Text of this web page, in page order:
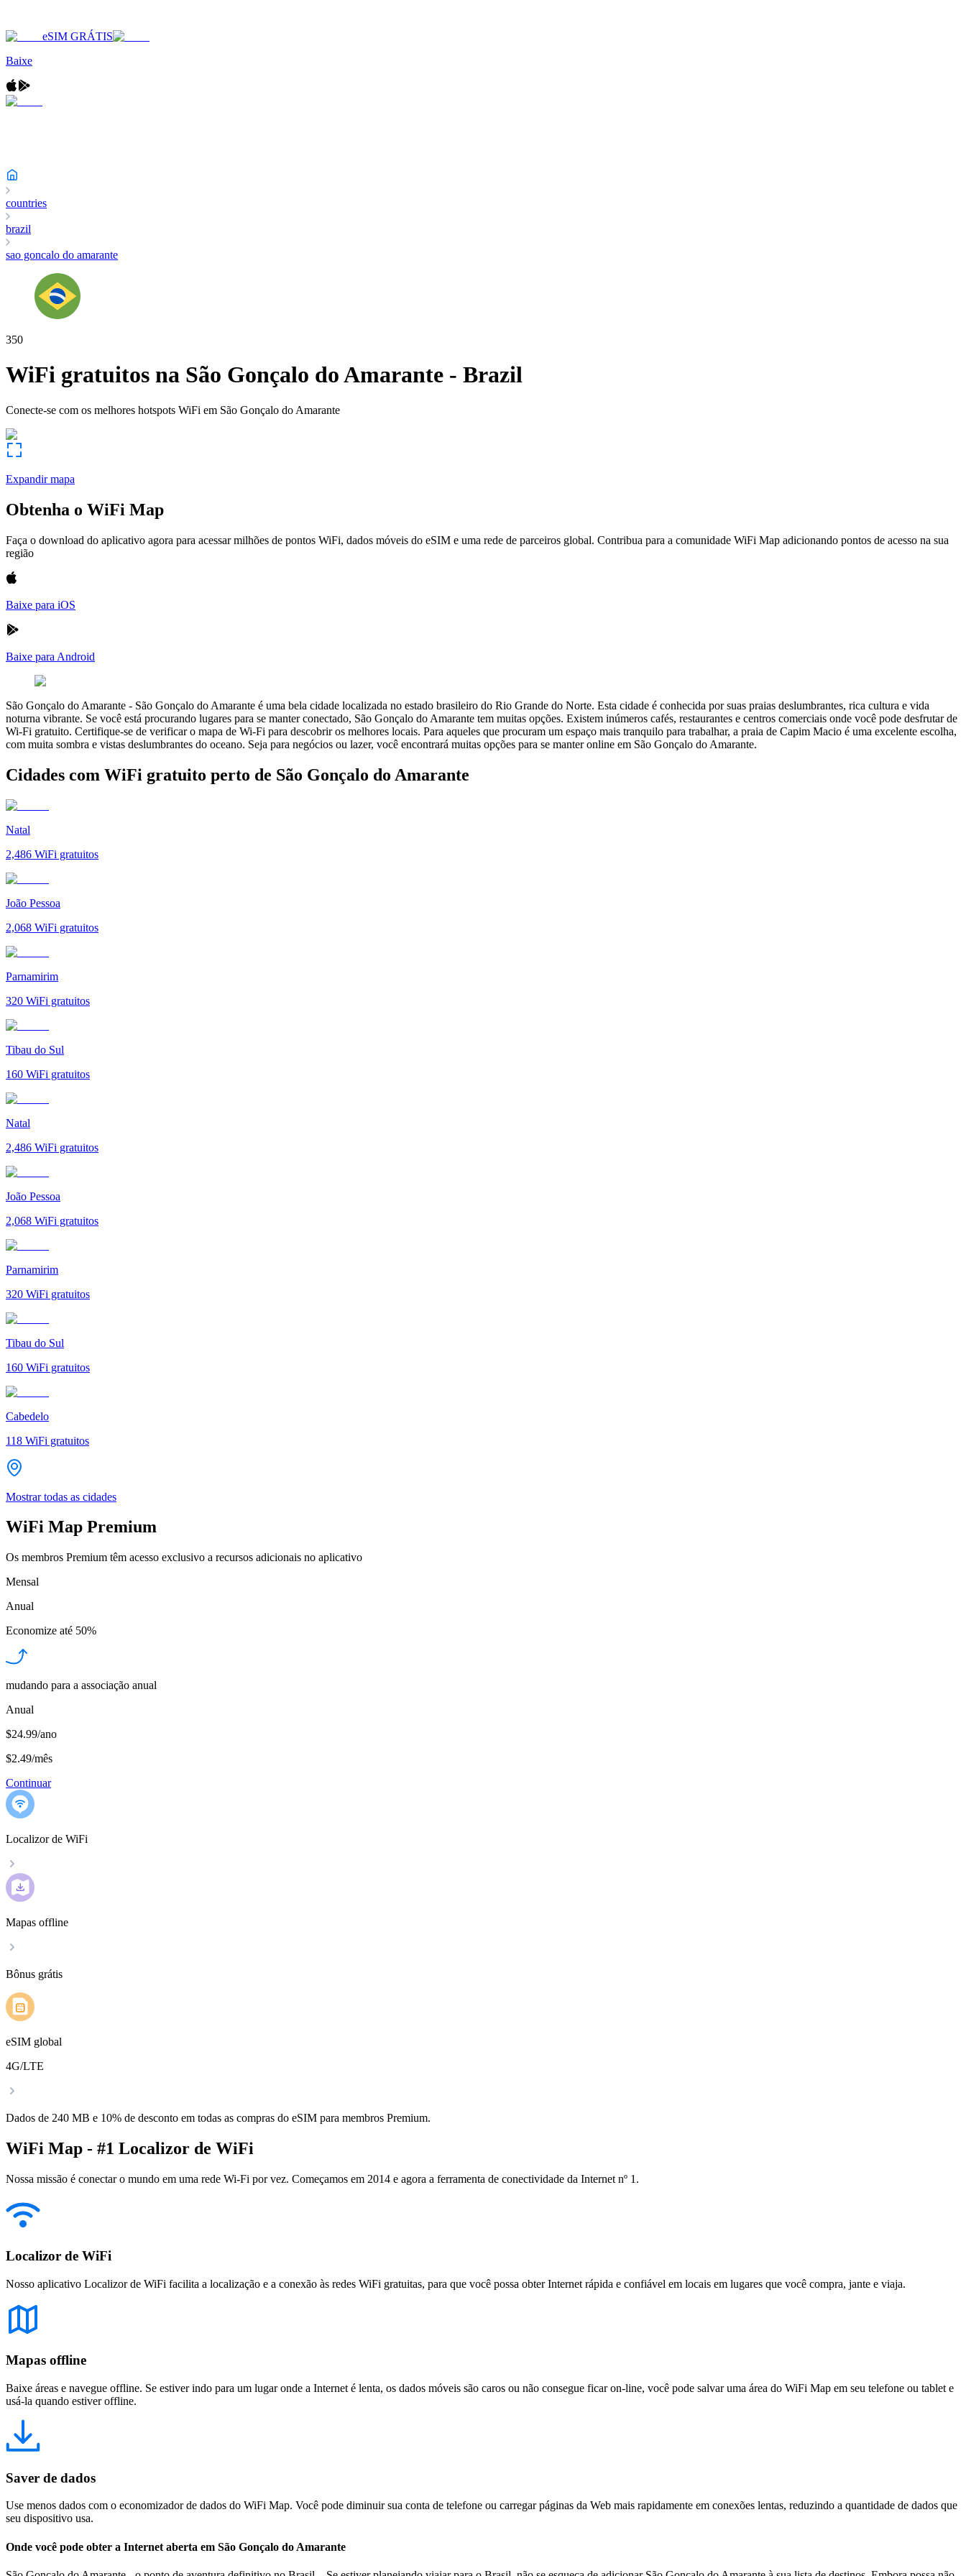
eSIM GRÁTIS
Baixe
countries
brazil
sao goncalo do amarante
350
WiFi gratuitos na São Gonçalo do Amarante - Brazil
Conecte-se com os melhores hotspots WiFi em São Gonçalo do Amarante
Expandir mapa
Obtenha o WiFi Map
Faça o download do aplicativo agora para acessar milhões de pontos WiFi, dados móveis do eSIM e uma rede de parceiros global. Contribua para a comunidade WiFi Map adicionando pontos de acesso na sua
região
Baixe para iOS
Baixe para Android
São Gonçalo do Amarante - São Gonçalo do Amarante é uma bela cidade localizada no estado brasileiro do Rio Grande do Norte. Esta cidade é conhecida por suas praias deslumbrantes, rica cultura e vida
noturna vibrante. Se você está procurando lugares para se manter conectado, São Gonçalo do Amarante tem muitas opções. Existem inúmeros cafés, restaurantes e centros comerciais onde você pode desfrutar de
Wi-Fi gratuito. Certifique-se de verificar o mapa de Wi-Fi para descobrir os melhores locais. Para aqueles que procuram um espaço mais tranquilo para trabalhar, a praia de Capim Macio é uma excelente escolha,
com muita sombra e vistas deslumbrantes do oceano. Seja para negócios ou lazer, você encontrará muitas opções para se manter online em São Gonçalo do Amarante.
Cidades com WiFi gratuito perto de São Gonçalo do Amarante
Natal
2,486 WiFi gratuitos
João Pessoa
2,068 WiFi gratuitos
Parnamirim
320 WiFi gratuitos
Tibau do Sul
160 WiFi gratuitos
Natal
2,486 WiFi gratuitos
João Pessoa
2,068 WiFi gratuitos
Parnamirim
320 WiFi gratuitos
Tibau do Sul
160 WiFi gratuitos
Cabedelo
118 WiFi gratuitos
Mostrar todas as cidades
WiFi Map Premium
Os membros Premium têm acesso exclusivo a recursos adicionais no aplicativo
Mensal
Anual
Economize até 50%
mudando para a associação anual
Anual
$24.99/ano
$2.49/mês
Continuar
Localizor de WiFi
Mapas offline
Bônus grátis
eSIM global
4G/LTE
Dados de 240 MB e 10% de desconto em todas as compras do eSIM para membros Premium.
WiFi Map - #1 Localizor de WiFi
Nossa missão é conectar o mundo em uma rede Wi-Fi por vez. Começamos em 2014 e agora a ferramenta de conectividade da Internet nº 1.
Localizor de WiFi
Nosso aplicativo Localizor de WiFi facilita a localização e a conexão às redes WiFi gratuitas, para que você possa obter Internet rápida e confiável em locais em lugares que você compra, jante e viaja.
Mapas offline
Baixe áreas e navegue offline. Se estiver indo para um lugar onde a Internet é lenta, os dados móveis são caros ou não consegue ficar on-line, você pode salvar uma área do WiFi Map em seu telefone ou tablet e
usá-la quando estiver offline.
Saver de dados
Use menos dados com o economizador de dados do WiFi Map. Você pode diminuir sua conta de telefone ou carregar páginas da Web mais rapidamente em conexões lentas, reduzindo a quantidade de dados que
seu dispositivo usa.
Onde você pode obter a Internet aberta em São Gonçalo do Amarante